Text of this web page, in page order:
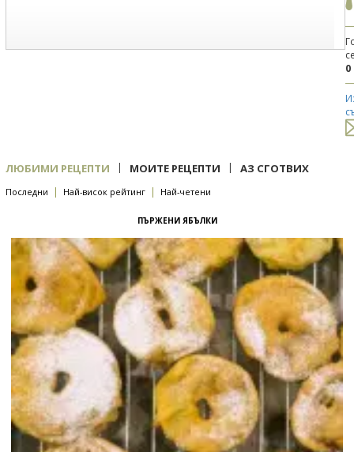
0
ЛЮБИМИ РЕЦЕПТИ | МОИТЕ РЕЦЕПТИ | АЗ СГОТВИХ
Последни | Най-висок рейтинг | Най-четени
ПЪРЖЕНИ ЯБЪЛКИ